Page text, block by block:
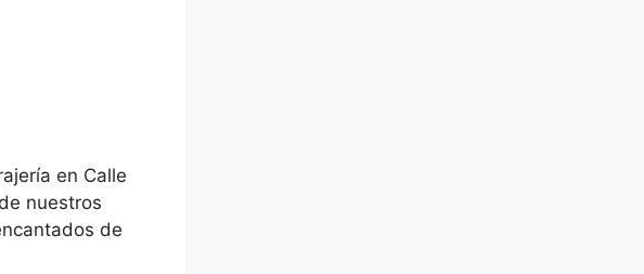
en Calle
nuestros
de